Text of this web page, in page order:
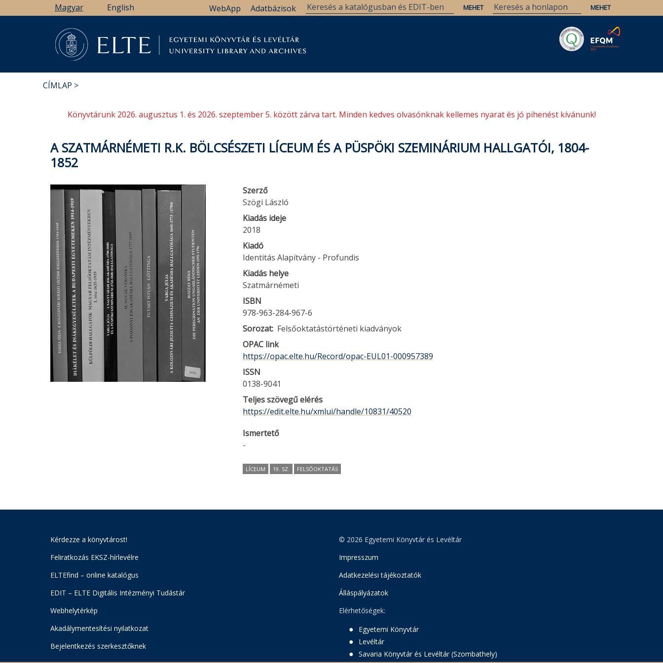
a
Magyar English Adatbázisok
WebApp
CÍMLAP
Könyvtárunk 2026. augusztus 1. és 2026. szeptember 5. között zárva tart. Minden kedves olvasónknak kellemes nyarat és jó pihenést kívánunk!
A SZATMÁRNÉMETI R.K. BÖLCSÉSZETI LÍCEUM ÉS A PÜSPÖKI SZEMINÁRIUM HALLGATÓI, 1804-
1852
Szerző
Szögi László
Kiadás ideje
2018
Kiadó
Identitás Alapítvány - Profundis
Kiadás helye
Szatmárnémeti
ISBN
978-963-284-967-6
Sorozat Felsőoktatástörténeti kiadványok
OPAC link
https://opac.elte.hu/Record/opac-EUL01-000957389
ISSN
0138-9041
Teljes szövegű elérés
https://edit.elte.hu/xmlui/handle/10831/40520
Ismertető
-
LÍCEUM 19. SZ. FELSŐOKTATÁS
Kérdezze a könyvtárost!
Feliratkozás EKSZ-hírlevélre
ELTEfind – online katalógus
EDIT – ELTE Digitális Intézményi Tudástár
Webhelytérkép
Akadálymentesítési nyilatkozat
Bejelentkezés szerkesztőknek
© 2026 Egyetemi Könyvtár és Levéltár
Impresszum
Adatkezelési tájékoztatók
Álláspályázatok
Elérhetőségek:
Egyetemi Könyvtár
Levéltár
Savaria Könyvtár és Levéltár (Szombathely)